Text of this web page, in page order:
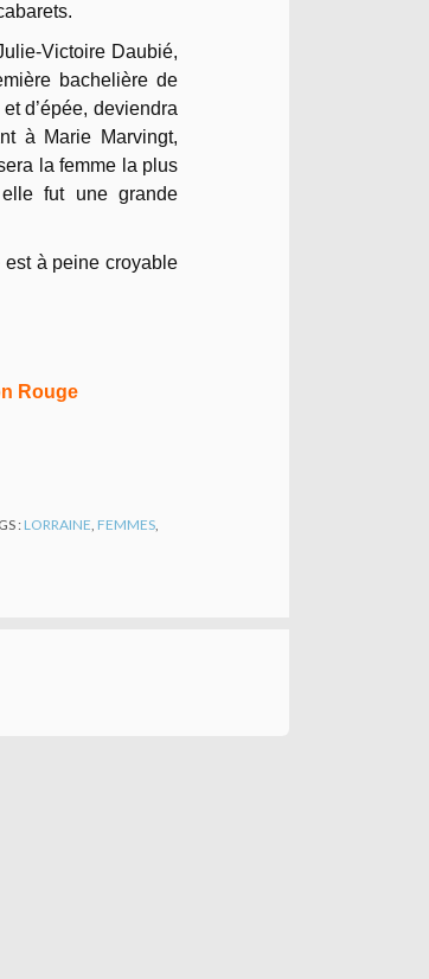
Victoire Daubié,
bachelière de
d’épée, deviendra
à Marie Marvingt,
la femme la plus
fut une grande
est à peine croyable
Rouge
: LORRAINE FEMMES